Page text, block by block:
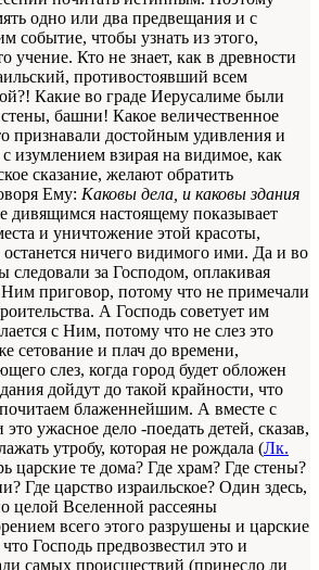
одно или два предвещания и с
событие, чтобы узнать из этого,
учение. Кто не знает, как в древности
противостоявший всем
Какие во граде Иерусалиме были
башни! Какое величественное
признавали достойным удивления и
изумлением взирая на видимое, как
сказание, желают обратить
Ему: Каковы дела, и каковы здания
дивящимся настоящему показывает
и уничтожение этой красоты,
останется ничего видимого ими. Да и во
следовали за Господом, оплакивая
приговор, потому что не примечали
А Господь советует им
с Ним, потому что не слез это
сетование и плач до времени,
слез, когда город будет обложен
дойдут до такой крайности, что
блаженнейшим. А вместе с
ужасное дело -поедать детей, сказав,
утробу, которая не рождала (Лк.
царские те дома? Где храм? Где стены?
Где царство израильское? Один здесь,
целой Вселенной рассеяны
всего этого разрушены и царские
Господь предвозвестил это и
самых происшествий (принесло ли